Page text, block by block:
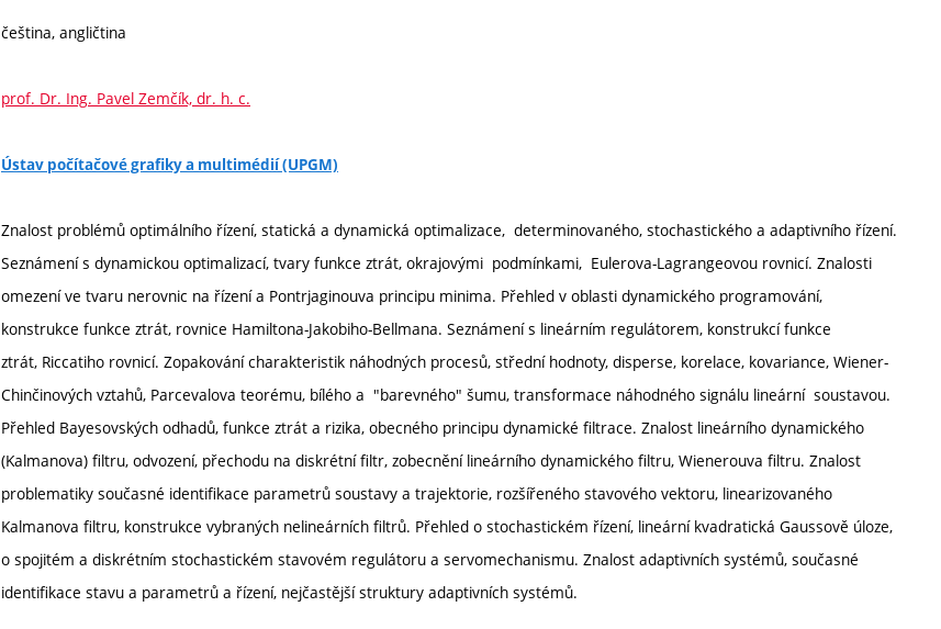
čeština, angličtina
prof. Dr. Ing. Pavel Zemčík, dr. h. c.
Ústav počítačové grafiky a multimédií (UPGM)
Znalost problémů optimálního řízení, statická a dynamická optimalizace, determinovaného, stochastického a adaptivního řízení.
Seznámení s dynamickou optimalizací, tvary funkce ztrát, okrajovými podmínkami, Eulerova-Lagrangeovou rovnicí. Znalosti
omezení ve tvaru nerovnic na řízení a Pontrjaginouva principu minima. Přehled v oblasti dynamického programování,
konstrukce funkce ztrát, rovnice Hamiltona-Jakobiho-Bellmana. Seznámení s lineárním regulátorem, konstrukcí funkce
ztrát, Riccatiho rovnicí. Zopakování charakteristik náhodných procesů, střední hodnoty, disperse, korelace, kovariance, Wiener-
Chinčinových vztahů, Parcevalova teorému, bílého a "barevného" šumu, transformace náhodného signálu lineární soustavou.
Přehled Bayesovských odhadů, funkce ztrát a rizika, obecného principu dynamické filtrace. Znalost lineárního dynamického
(Kalmanova) filtru, odvození, přechodu na diskrétní filtr, zobecnění lineárního dynamického filtru, Wienerouva filtru. Znalost
problematiky současné identifikace parametrů soustavy a trajektorie, rozšířeného stavového vektoru, linearizovaného
Kalmanova filtru, konstrukce vybraných nelineárních filtrů. Přehled o stochastickém řízení, lineární kvadratická Gaussově úloze,
o spojitém a diskrétním stochastickém stavovém regulátoru a servomechanismu. Znalost adaptivních systémů, současné
identifikace stavu a parametrů a řízení, nejčastější struktury adaptivních systémů.